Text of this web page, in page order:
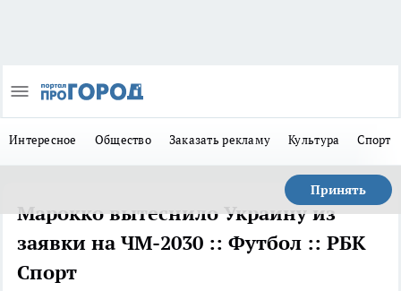
Интересное Общество Заказать рекламу Культура Спорт
Принять
Марокко вытеснило Украину из
заявки на ЧМ-2030 :: Футбол :: РБК
Спорт